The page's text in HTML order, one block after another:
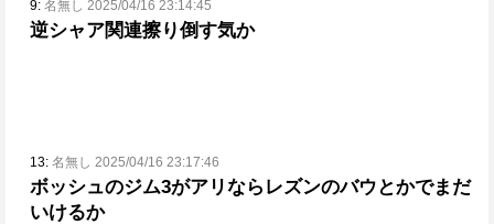
9: 名無し 2025/04/16 23:14:45
逆シャア関連擦り倒す気か
13: 名無し 2025/04/16 23:17:46
ボッシュのジム3がアリならレズンのバウとかでまだ
いけるか